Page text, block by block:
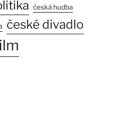
česká hudba
české divadlo